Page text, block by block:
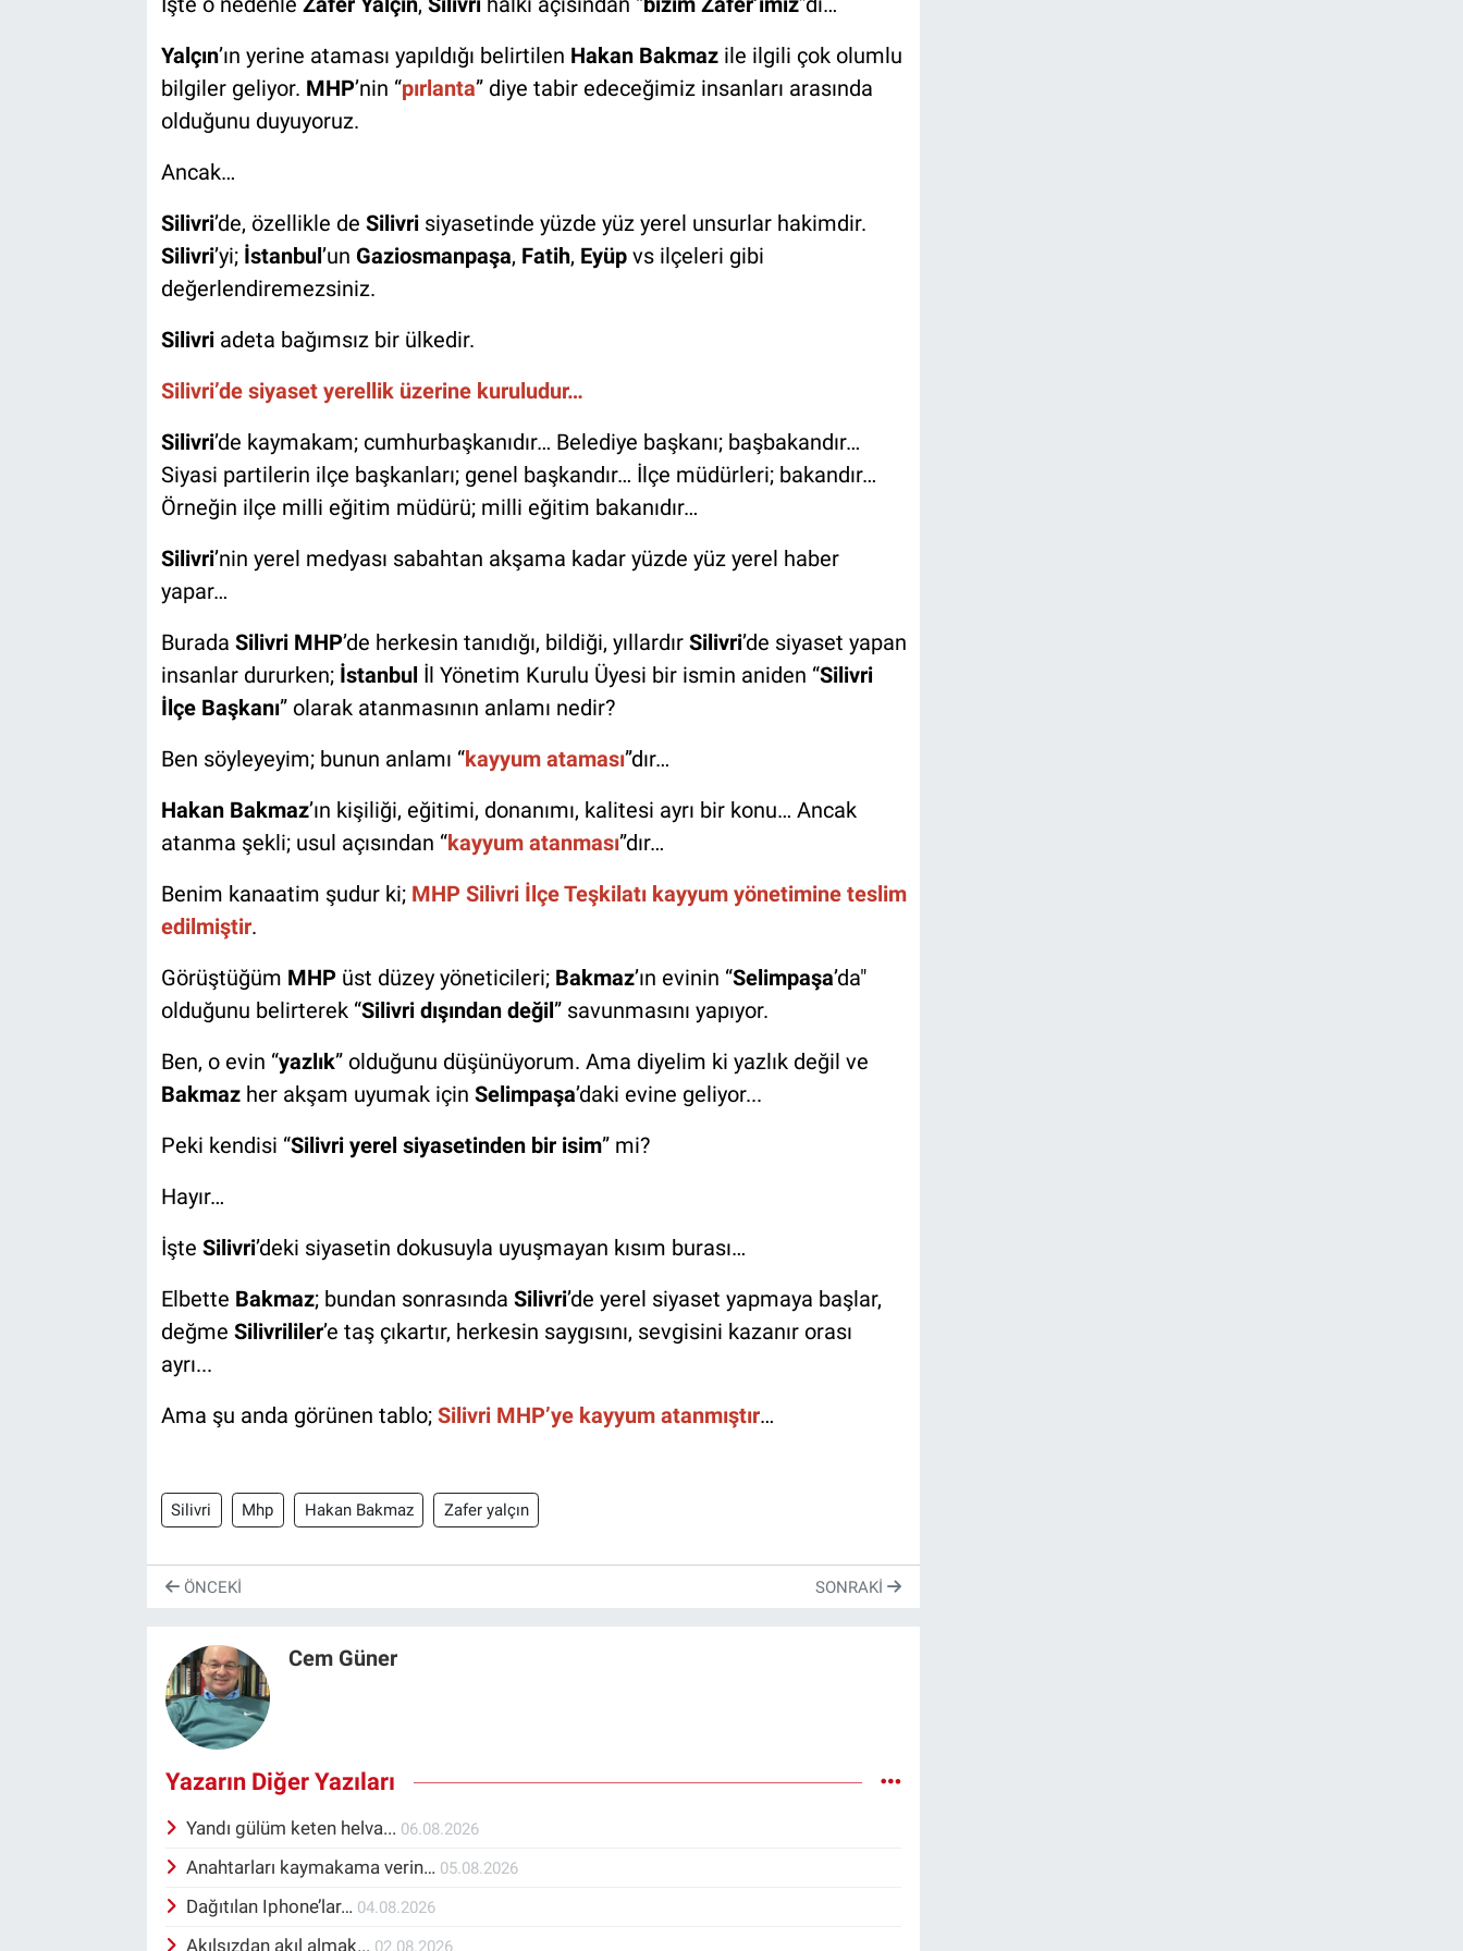
Yalçın’ın yerine ataması yapıldığı belirtilen Hakan Bakmaz ile ilgili çok olumlu
bilgiler geliyor. MHP’nin “pırlanta” diye tabir edeceğimiz insanları arasında
olduğunu duyuyoruz.
Ancak…
Silivri’de, özellikle de Silivrisiyasetinde yüzde yüz yerel unsurlar hakimdir.
Silivri’yi; İstanbul’un Gaziosmanpaşa, Fatih, Eyüpvs ilçeleri gibi
değerlendiremezsiniz.
Silivriadeta bağımsız bir ülkedir.
Silivri’de siyaset yerellik üzerine kuruludur…
Silivri’de kaymakam; cumhurbaşkanıdır… Belediye başkanı; başbakandır…
Siyasi partilerin ilçe başkanları; genel başkandır… İlçe müdürleri; bakandır…
Örneğin ilçe milli eğitim müdürü; milli eğitim bakanıdır…
Silivri’nin yerel medyası sabahtan akşama kadar yüzde yüz yerel haber
yapar…
Burada Silivri MHP’de herkesin tanıdığı, bildiği, yıllardır Silivri’de siyaset yapan
insanlar dururken; İstanbul İl Yönetim Kurulu Üyesi bir ismin aniden “Silivri
İlçe Başkanı” olarak atanmasının anlamı nedir?
Ben söyleyeyim; bunun anlamı “kayyum ataması”dır…
Hakan Bakmaz’ın kişiliği, eğitimi, donanımı, kalitesi ayrı bir konu… Ancak
atanma şekli; usul açısından “kayyum atanması”dır…
Benim kanaatim şudur ki; MHP Silivri İlçe Teşkilatı kayyum yönetimine teslim
edilmiştir.
Görüştüğüm MHPüst düzey yöneticileri; Bakmaz’ın evinin “Selimpaşa’da"
olduğunu belirterek “Silivri dışından değil” savunmasını yapıyor.
Ben, o evin “yazlık” olduğunu düşünüyorum. Ama diyelim ki yazlık değil ve
Bakmazher akşam uyumak için Selimpaşa’daki evine geliyor...
Peki kendisi “Silivri yerel siyasetinden bir isim” mi?
Hayır…
İşte Silivri’deki siyasetin dokusuyla uyuşmayan kısım burası…
Elbette Bakmaz; bundan sonrasında Silivri’de yerel siyaset yapmaya başlar,
değme Silivrililer’e taş çıkartır, herkesin saygısını, sevgisini kazanır orası
ayrı...
Ama şu anda görünen tablo; Silivri MHP’ye kayyum atanmıştır…
Silivri Mhp Hakan Bakmaz Zafer yalçın
ÖNCEKI SONRAKI
Cem Güner
Yazarın Diğer Yazıları
Yandı gülüm keten helva... 06.08.2026
Anahtarları kaymakama verin… 05.08.2026
Dağıtılan Iphone’lar… 04.08.2026
Akılsızdan akıl almak... 02.08.2026